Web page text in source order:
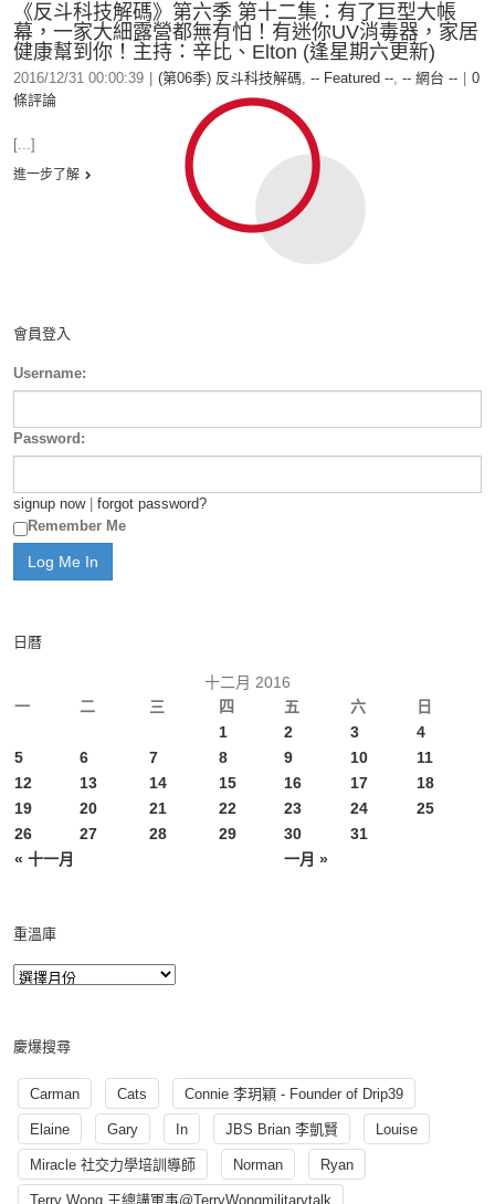
《反斗科技解碼》第六季 第十二集：有了巨型大帳
幕，一家大細露營都無有怕！有迷你UV消毒器，家居
健康幫到你！主持：辛比、Elton (逢星期六更新)
2016/12/31 00:00:39 (第06季) 反斗科技解碼, -- Featured --, -- 網台 --
0
條評論
[...]
進一步了解
會員登入
Username:
Password:
signup now| forgot password?
Remember Me
日曆
十二月 2016
一
二 三 四 五 六 日
« 十一月 一月 »
1 2 3
4
5
6 7 8 9 10
11
12
13 14 15 16 17
18
19
20 21 22 23 24
25
26
27 28 29 30 31
重溫庫
慶爆搜尋
Carman Cats Connie 李玥穎 - Founder of Drip39
Elaine Gary In JBS Brian 李凱賢 Louise
Miracle 社交力學培訓導師 Norman Ryan
Terry Wong 王總講軍事@TerryWongmilitarytalk